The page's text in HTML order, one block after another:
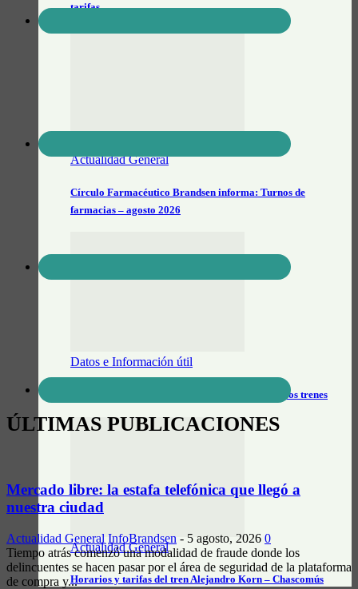
tarifas…
Actualidad General
Círculo Farmacéutico Brandsen informa: Turnos de
farmacias – agosto 2026
Datos e Información útil
Feriado de jueves y viernes: Cómo funcionarán los trenes
Actualidad General
Horarios y tarifas del tren Alejandro Korn – Chascomús
ÚLTIMAS PUBLICACIONES
Mercado libre: la estafa telefónica que llegó a
nuestra ciudad
Actualidad General InfoBrandsen - 5 agosto, 2026 0
Tiempo atrás comenzó una modalidad de fraude donde los
delincuentes se hacen pasar por el área de seguridad de la plataforma
de compra y...